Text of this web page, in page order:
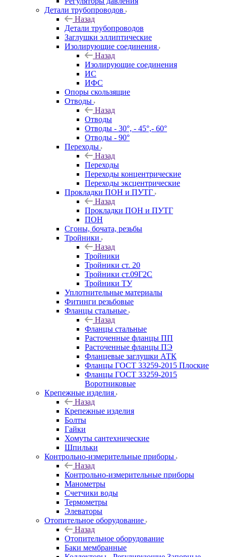
Детали трубопроводов
Назад
Детали трубопроводов
Заглушки эллиптические
Изолирующие соединения
Назад
Изолирующие соединения
ИС
ИФС
Опоры скользящие
Отводы
Назад
Отводы
Отводы - 30°, - 45°,- 60°
Отводы - 90°
Переходы
Назад
Переходы
Переходы концентрические
Переходы эксцентрические
Прокладки ПОН и ПУТГ
Назад
Прокладки ПОН и ПУТГ
ПОН
Сгоны, бочата, резьбы
Тройники
Назад
Тройники
Тройники ст. 20
Тройники ст.09Г2С
Тройники ТУ
Уплотнительные материалы
Фитинги резьбовые
Фланцы стальные
Назад
Фланцы стальные
Расточенные фланцы ПП
Расточенные фланцы ПЭ
Фланцевые заглушки АТК
Фланцы ГОСТ 33259-2015 Плоские
Фланцы ГОСТ 33259-2015
Воротниковые
Крепежные изделия
Назад
Крепежные изделия
Болты
Гайки
Хомуты сантехнические
Шпильки
Контрольно-измерительные приборы
Назад
Контрольно-измерительные приборы
Манометры
Счетчики воды
Термометры
Элеваторы
Отопительное оборудование
Назад
Отопительное оборудование
Баки мембранные